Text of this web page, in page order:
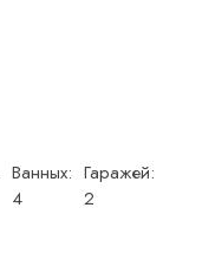
Ванных:
4
Гаражей:
2